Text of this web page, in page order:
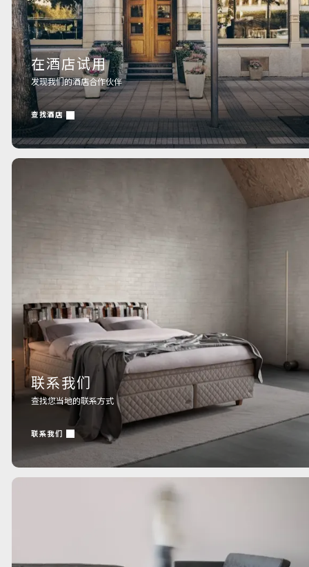
在酒店试用
发现我们的酒店合作伙伴
查找酒店
联系我们
查找您当地的联系方式
联系我们